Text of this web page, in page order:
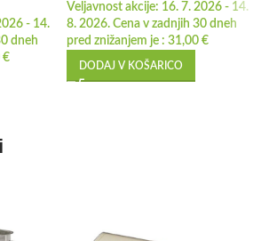
- 14.
dneh
€
Veljavnost akcije: 16. 7. 2026 - 14.
8. 2026. Cena v zadnjih 30 dneh
pred znižanjem je : 31,00 €
DODAJ V KOŠARICO